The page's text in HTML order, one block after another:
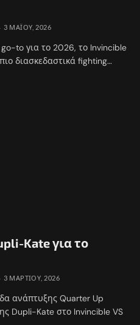
3 ΜΑΪ́ΟΥ, 2026
to για το 2026, το Invincible
διασκεδαστικά fighting…
Kate για το
3 ΜΑΡΤΊΟΥ, 2026
ανάπτυξης Quarter Up
Dupli-Kate στο Invincible VS